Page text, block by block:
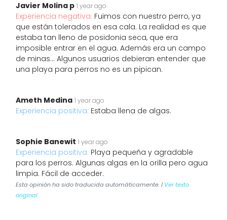
Javier Molina p 1 year ago
Experiencia negativa: Fuimos con nuestro perro, ya
que están tolerados en esa cala. La realidad es que
estaba tan lleno de posidonia seca, que era
imposible entrar en el agua. Además era un campo
de minas... Algunos usuarios debieran entender que
una playa para perros no es un pipican.
Ameth Medina 1 year ago
Experiencia positiva: Estaba llena de algas.
Sophie Banewit 1 year ago
Experiencia positiva: Playa pequeña y agradable
para los perros. Algunas algas en la orilla pero agua
limpia. Fácil de acceder.
Esta opinión ha sido traducida automáticamente. | Ver texto
original